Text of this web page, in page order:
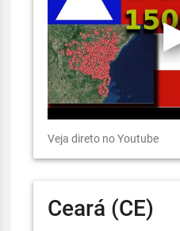
Veja direto no Youtube
Ceará (CE)